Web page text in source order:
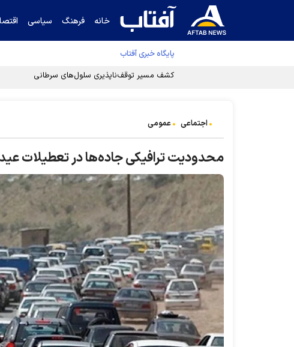
خانه فرهنگ سیاسی
پایگاه خبری آفتاب
کشف مسیر توقف‌ناپذیری سلول‌های سرطانی
اجتماعی عمومی
محدودیت ترافیکی جاده‌ها در تعطیلات